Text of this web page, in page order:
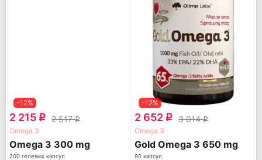
-12%
2 215 q 2 517q
Omega 3
Omega 3 300 mg
200 гелевых капсул
-12%
2 652 q 3 014q
Omega 3
Gold Omega 3 650 mg
90 капсул